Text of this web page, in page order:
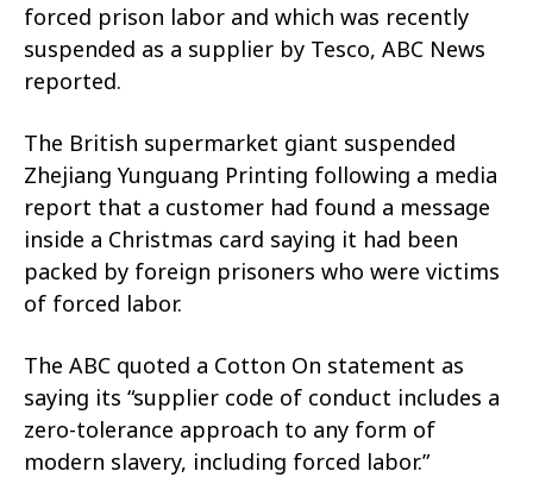
forced prison labor and which was recently
suspended as a supplier by Tesco, ABC News
reported.
The British supermarket giant suspended
Zhejiang Yunguang Printing following a media
report that a customer had found a message
inside a Christmas card saying it had been
packed by foreign prisoners who were victims
of forced labor.
The ABC quoted a Cotton On statement as
saying its “supplier code of conduct includes a
zero-tolerance approach to any form of
modern slavery, including forced labor.”